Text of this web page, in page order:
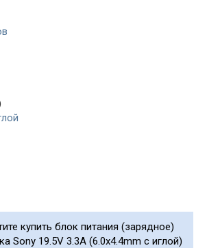
купить блок питания (зарядное)
Sony 19.5V 3.3A (6.0x4.4mm с иглой)